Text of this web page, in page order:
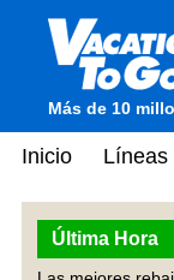
Más de 10
Inicio Líneas
Última Hora